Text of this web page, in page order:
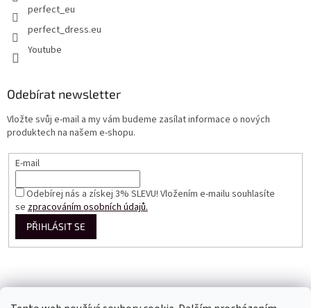
perfect_eu
perfect_dress.eu
Youtube
Odebírat newsletter
Vložte svůj e-mail a my vám budeme zasílat informace o nových
produktech na našem e-shopu.
E-mail
Odebírej nás a získej 3% SLEVU! Vložením e-mailu souhlasíte
sezpracováním osobních údajů.
PŘIHLÁSIT SE